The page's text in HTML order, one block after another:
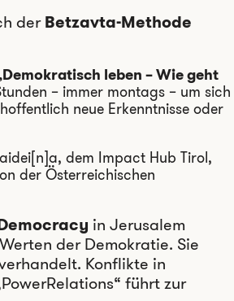
der Betzavta-Methode
leben – Wie geht
– immer montags – um sich
neue Erkenntnisse oder
dem Impact Hub Tirol,
der Österreichischen
in Jerusalem
der Demokratie. Sie
Konflikte in
führt zur